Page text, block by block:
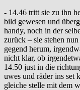
- 14.46 tritt sie zu ihn
bild gewesen und
handy, noch in der
zurück – sie stehen
gegend herum,
nicht klar, ob
14.50 just in die
uwes und räder ins set
gleiche stelle mit dem